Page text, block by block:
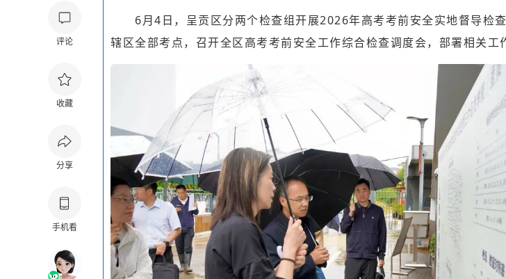
评论
收藏
分享
手机看
6月4日，呈贡区分两个检查组开展2026年高考考前安全实地督导检
辖区全部考点，召开全区高考考前安全工作综合检查调度会，部署相关工